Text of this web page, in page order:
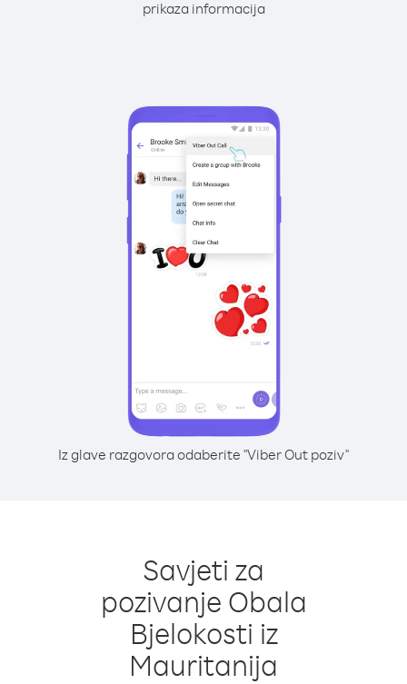
prikaza informacija
Iz glave razgovora odaberite "Viber Out poziv"
Savjeti za
pozivanje Obala
Bjelokosti iz
Mauritanija